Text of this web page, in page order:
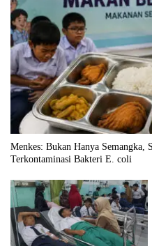
Menkes: Bukan Hanya
Terkontaminasi Bakteri E. coli